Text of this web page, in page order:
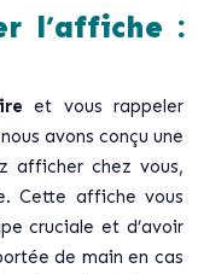
l’affiche :
et vous rappeler
avons conçu une
afficher chez vous,
Cette affiche vous
cruciale et d’avoir
de main en cas